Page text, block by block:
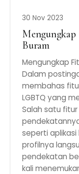
30 Nov 2023
Buram
Mengungkap
Dalam
membahas
LGBTQ yang
Salah satu
seperti
profilnya
pendekatan
kali